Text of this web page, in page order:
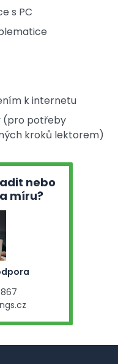
s PC
k internetu
(pro potřeby
kroků lektorem)
nebo
míru?